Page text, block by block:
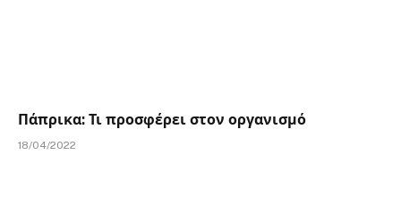
Πάπρικα: Τι προσφέρει στον οργανισμό
18/04/2022